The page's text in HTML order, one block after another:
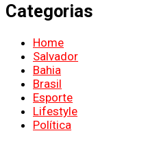
Categorias
Home
Salvador
Bahia
Brasil
Esporte
Lifestyle
Política